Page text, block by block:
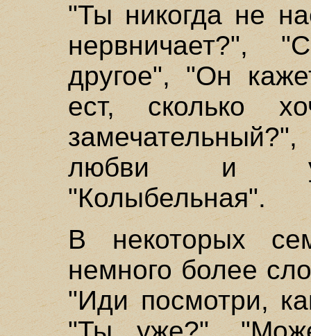
"Ты никогда не
нервничает?",
другое", "Он
ест, сколько
любви и
"Колыбельная".
В некоторых
немного более
"Иди посмотри,